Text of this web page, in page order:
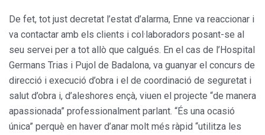
De fet, tot just decretat l’estat d’alarma, Enne va reaccionar i
va contactar amb els clients i col·laboradors posant-se al
seu servei per a tot allò que calgués. En el cas de l’Hospital
Germans Trias i Pujol de Badalona, va guanyar el concurs de
direcció i execució d’obra i el de coordinació de seguretat i
salut d’obra i, d’aleshores ençà, viuen el projecte “de manera
apassionada” professionalment parlant. “És una ocasió
única” perquè en haver d’anar molt més ràpid “utilitza les